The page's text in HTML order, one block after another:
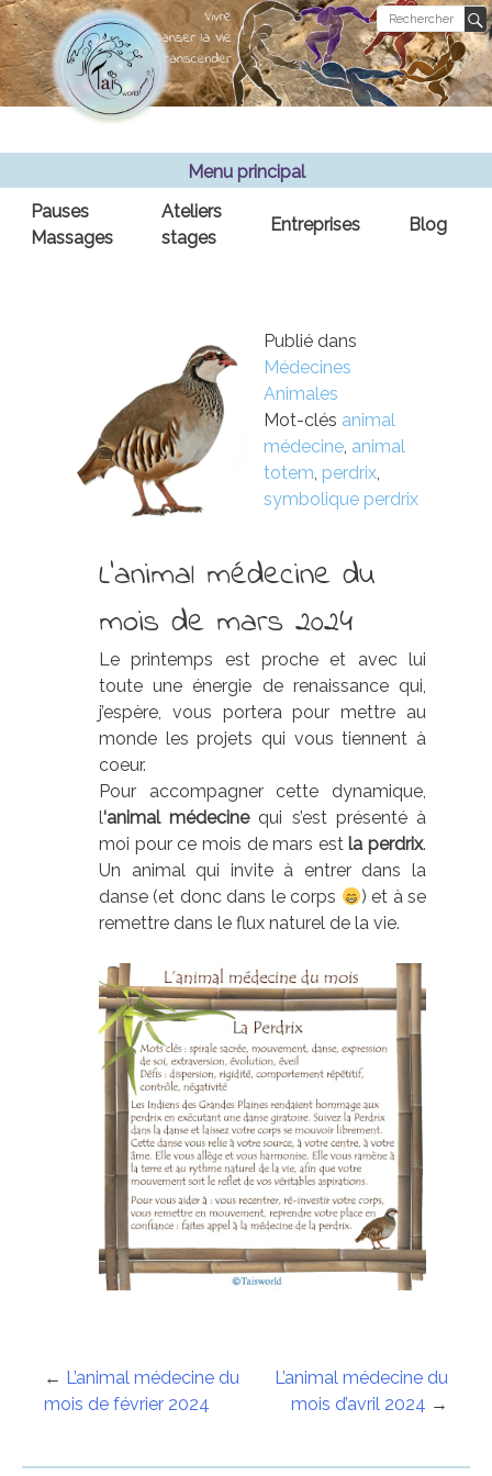
Revenir
au
contenu
Menu principal
Pauses
Massages
Ateliers
stages
Entreprises Blog
L’animal médecine du
mois de mars 2024
Le printemps est proche et avec lui
toute une énergie de renaissance qui,
j’espère, vous portera pour mettre au
monde les projets qui vous tiennent à
coeur.
Pour accompagner cette dynamique,
l‘animal médecinequi s’est présenté à
moi pour ce mois de mars estla perdrix.
Un animal qui invite à entrer dans la
danse (et donc dans le corps
) et à se
remettre dans le flux naturel de la vie.
Publié dans
Médecines
Animales
Mot-clés animal
médecine, animal
totem, perdrix,
symbolique perdrix
Navigation
← L’animal médecine du
mois de février 2024
L’animal médecine du
mois d’avril 2024 →